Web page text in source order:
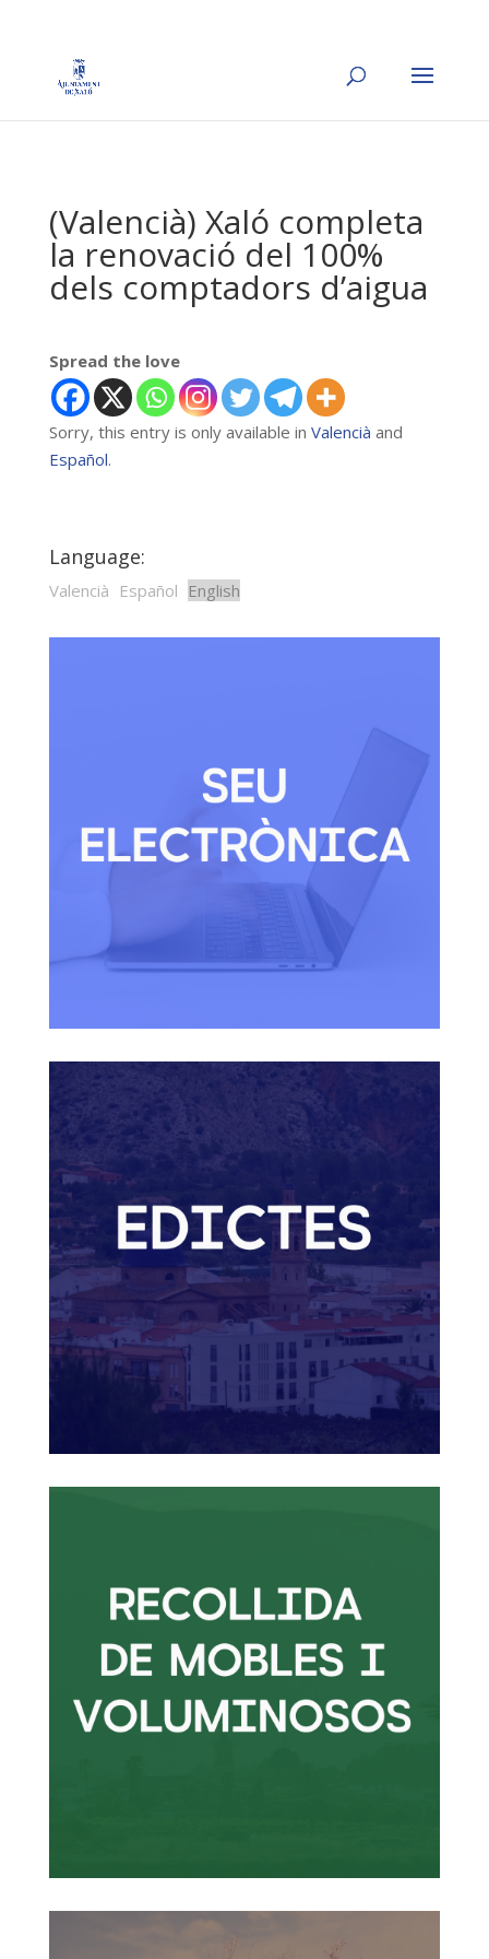
(Valencià) Xaló completa
la renovació del 100%
dels comptadors d’aigua
Spread the love
Sorry, this entry is only available in Valencià and
Español.
Language:
Valencià Español English